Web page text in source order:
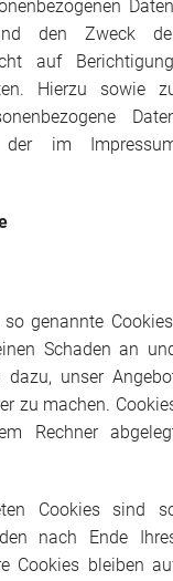
den Zweck
auf
Hierzu sowie
im
genannte
Schaden an
dazu, unser
zu machen.
Rechner
Cookies sind
nach Ende
Cookies bleiben